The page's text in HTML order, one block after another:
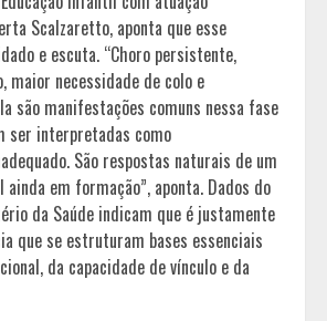
Scalzaretto, aponta que esse
e escuta. “Choro persistente,
maior necessidade de colo e
são manifestações comuns nessa fase
ser interpretadas como
São respostas naturais de um
em formação”, aponta. Dados do
da Saúde indicam que é justamente
que se estruturam bases essenciais
da capacidade de vínculo e da